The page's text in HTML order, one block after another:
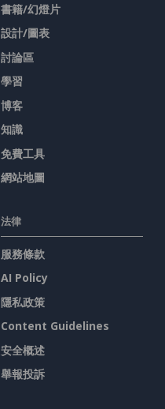
書籍/幻燈片
設計/圖表
討論區
學習
博客
知識
免費工具
網站地圖
法律
服務條款
AI Policy
隱私政策
Content Guidelines
安全概述
舉報投訴